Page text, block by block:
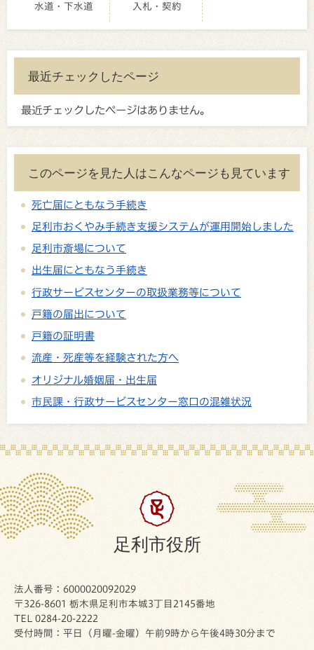
水道・下水道 入札・契約
最近チェックしたページ
最近チェックしたページはありません。
このページを見た人はこんなページも見ています
死亡届にともなう手続き
足利市おくやみ手続き支援システムが運用開始しました
足利市斎場について
出生届にともなう手続き
行政サービスセンターの取扱業務等について
戸籍の届出について
戸籍の証明書
流産・死産等を経験された方へ
オリジナル婚姻届・出生届
市民課・行政サービスセンター窓口の混雑状況
足利市役所
法人番号：6000020092029
〒326-8601 栃木県足利市本城3丁目2145番地
TEL 0284-20-2222
受付時間：平日（月曜-金曜）午前9時から午後4時30分まで